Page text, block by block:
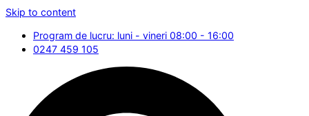
Skip to content
Program de lucru: luni - vineri 08:00 - 16:00
0247 459 105